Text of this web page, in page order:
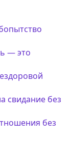
— это
свидание без
без